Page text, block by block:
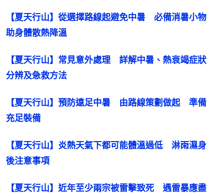
【夏天行山】從選擇路線起避免中暑　必備消暑小物
助身體散熱降溫
【夏天行山】常見意外處理　詳解中暑、熱衰竭症狀
分辨及急救方法
【夏天行山】預防遠足中暑　由路線策劃做起　準備
充足裝備
【夏天行山】炎熱天氣下都可能體溫過低　淋雨濕身
後注意事項
【夏天行山】近年至少兩宗被雷擊致死　遇雷暴應盡